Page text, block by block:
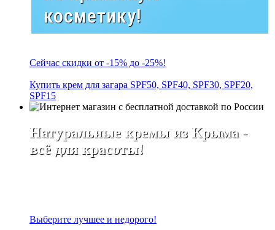
косметику!
Сейчас скидки от -15% до -25%!
Купить крем для загара SPF50, SPF40, SPF30, SPF20,
SPF15
Натуральные кремы из Крыма -
всё для красоты!
Выберите лучшее и недорого!